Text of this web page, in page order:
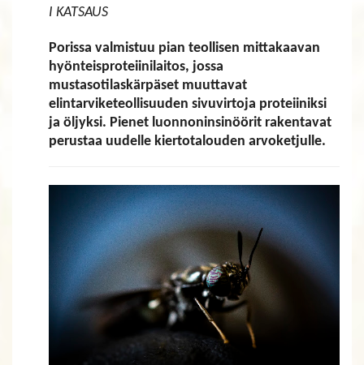
I KATSAUS
Porissa valmistuu pian teollisen mittakaavan
hyönteisproteiinilaitos, jossa
mustasotilaskärpäset muuttavat
elintarviketeollisuuden sivuvirtoja proteiiniksi
ja öljyksi. Pienet luonnoninsinöörit rakentavat
perustaa uudelle kiertotalouden arvoketjulle.